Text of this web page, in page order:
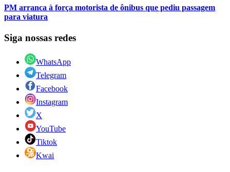
PM arranca à força motorista de ônibus que pediu passagem
para viatura
Siga nossas redes
WhatsApp
Telegram
Facebook
Instagram
X
YouTube
Tiktok
Kwai